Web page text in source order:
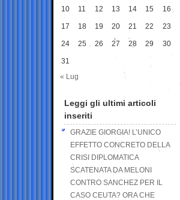
10 11 12 13 14 15 16
17 18 19 20 21 22 23
24 25 26 27 28 29 30
31
« Lug
Leggi gli ultimi articoli
inseriti
GRAZIE GIORGIA! L’UNICO
EFFETTO CONCRETO DELLA
CRISI DIPLOMATICA
SCATENATA DA MELONI
CONTRO SANCHEZ PER IL
CASO CEUTA? ORA CHE